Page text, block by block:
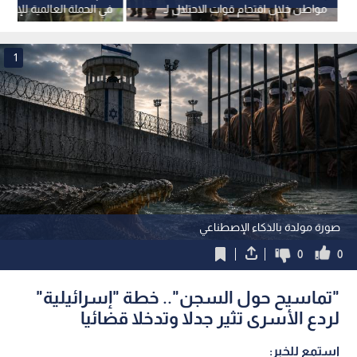
في الحملة العالمية
مروان البرغوثي.. فيديو
مواطن خلال اقتحام قوات الاحتلال لـ
جنين
صورة مولدة بالذكاء الإصطناعي
1
0
0
"تماسيح حول السجن".. خطة "إسرائيلية"
لردع الأسرى تثير جدلا وتدخلا قضائيا
استمع للخبر: